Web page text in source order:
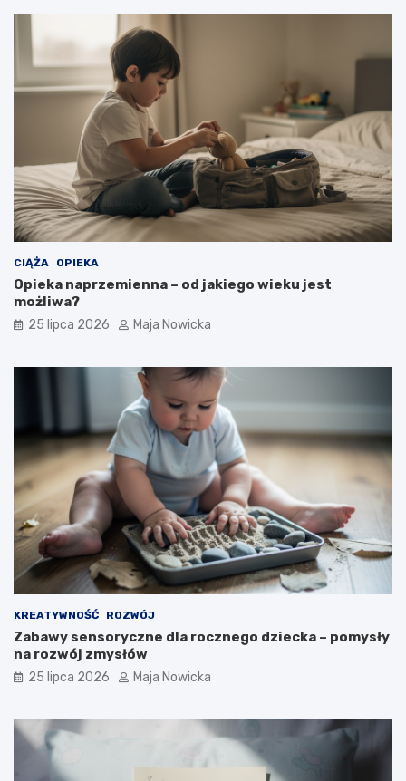
CIĄŻA OPIEKA
Opieka naprzemienna – od jakiego wieku jest
możliwa?
25 lipca 2026 Maja Nowicka
KREATYWNOŚĆ ROZWÓJ
Zabawy sensoryczne dla rocznego dziecka – pomysły
na rozwój zmysłów
25 lipca 2026 Maja Nowicka